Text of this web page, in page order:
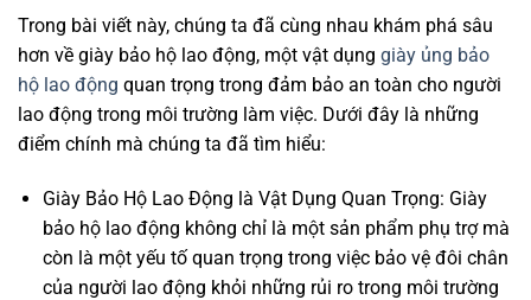
Trong bài viết này, chúng ta đã cùng nhau khám phá sâu
hơn về giày bảo hộ lao động, một vật dụng giày ủng bảo
hộ lao động quan trọng trong đảm bảo an toàn cho người
lao động trong môi trường làm việc. Dưới đây là những
điểm chính mà chúng ta đã tìm hiểu:
Giày Bảo Hộ Lao Động là Vật Dụng Quan Trọng: Giày
bảo hộ lao động không chỉ là một sản phẩm phụ trợ mà
còn là một yếu tố quan trọng trong việc bảo vệ đôi chân
của người lao động khỏi những rủi ro trong môi trường